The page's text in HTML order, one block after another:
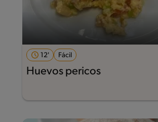
12' Fácil
Huevos pericos